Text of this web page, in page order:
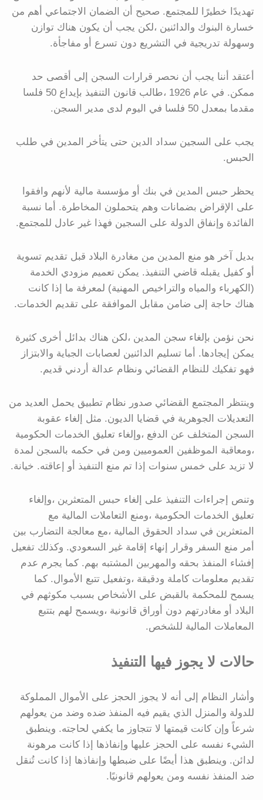
تهديدًا خطيرًا للمجتمع. صحيح أن الضمان الاجتماعي أهم من
خسارة البنوك والدائنين ،لكن يجب أن يكون هناك توازن
وسهولة تدريجية في التشريع دون تسرع أو مفاجأة.
أعتقد أننا يجب أن نحصر قرارات السجن إلى أقصى حد
ممكن. في عام 1926 ،طالب قانون التنفيذ بإيداع 50 فلسا
مقدما بمعدل 50 فلسا في اليوم لدى مدير السجن.
يجب على السجين سداد الدين حتى يتأخر المدين في طلب
الحبس.
يحظر حبس المدين في بنك أو مؤسسة مالية لأنهم وافقوا
على الإقراض بضمانات وهم يتحملون المخاطرة. أما نسبة
الفائدة وإنفاق الدولة على السجين فهذا غير عادل للمجتمع.
بديل آخر هو منع المدين من مغادرة البلاد قبل تقديم تسوية
أو كفيل يقبله قاضي التنفيذ. يمكن تعميم مزودي الخدمة
(الكهرباء والمياه والتراخيص المهنية) لمعرفة ما إذا كانت
هناك حاجة إلى ضامن مقابل الموافقة على تقديم الخدمات.
نحن نؤمن بإلغاء سجن المدين ،لكن هناك بدائل أخرى كثيرة
يمكن إيجادها. أما تسليم الدائنين لعصابات الجباية والابتزاز
فهو تفكيك للنظام القضائي ونظام عدالة أردني قديم.
وينتظر المجتمع القضائي صدور نظام تطبيق يحمل العديد من
التعديلات الجوهرية في قضايا الديون. مثل إلغاء عقوبة
السجن المتخلف عن الدفع ،وإلغاء تعليق الخدمات الحكومية
،ومعاقبة الموظفين العموميين ومن في حكمه بالسجن لمدة
لا تزيد على خمس سنوات إذا تم منع التنفيذ أو إعاقته. خيانة.
وتنص إجراءات التنفيذ على إلغاء حبس المتعثرين ،وإلغاء
تعليق الخدمات الحكومية ،ومنع التعاملات المالية مع
المتعثرين في سداد الحقوق المالية ،مع معالجة التضارب بين
أمر منع السفر وقرار إنهاء إقامة غير السعودي. وكذلك تفعيل
إفشاء المنفذ بحقه والمهربين المشتبه بهم. كما يجرم عدم
تقديم معلومات كاملة ودقيقة ،وتفعيل تتبع الأموال. كما
يسمح للمحكمة بالقبض على الأشخاص بسبب مكوثهم في
البلاد أو مغادرتهم دون أوراق قانونية ،ويسمح لهم بتتبع
المعاملات المالية للشخص.
حالات لا يجوز فيها التنفيذ
وأشار النظام إلى أنه لا يجوز الحجز على الأموال المملوكة
للدولة والمنزل الذي يقيم فيه المنفذ ضده وضد من يعولهم
شرعاً وإن كانت قيمتها لا تتجاوز ما يكفي لحاجته. وينطبق
الشيء نفسه على الحجز عليها وإنفاذها إذا كانت مرهونة
لدائن. وينطبق هذا أيضًا على ضبطها وإنفاذها إذا كانت تُنقل
ضد المنفذ نفسه ومن يعولهم قانونيًا.